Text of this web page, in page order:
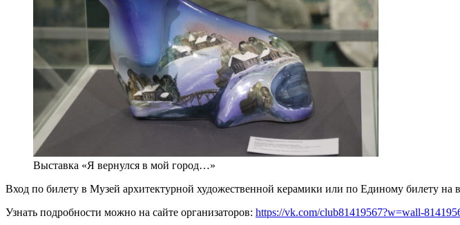
Выставка «Я вернулся в мой город…»
Вход по билету в Музей архитектурной художественной керамики или по Единому билету на
Узнать подробности можно на сайте организаторов: https://vk.com/club81419567?w=wall-